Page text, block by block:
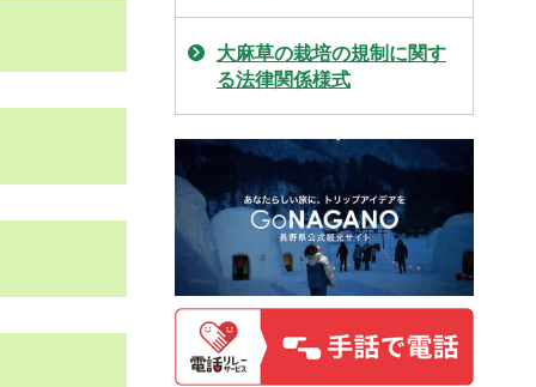
大麻草の栽培の規制に関す
る法律関係様式